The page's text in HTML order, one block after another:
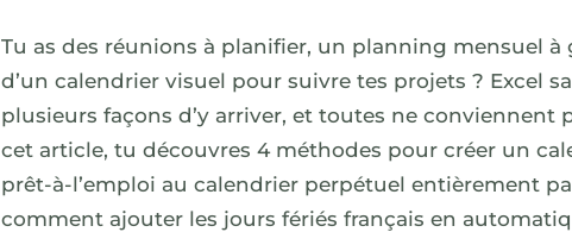
Tu as des réunions à planifier, un planning mensuel
d’un calendrier visuel pour suivre tes projets ? Excel
plusieurs façons d’y arriver, et toutes ne conviennent
cet article, tu découvres 4 méthodes pour créer un
prêt-à-l’emploi au calendrier perpétuel entièrement
comment ajouter les jours fériés français en